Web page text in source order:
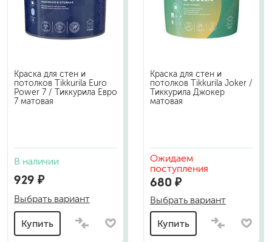
Краска для стен и
потолков Tikkurila Euro
Power 7 / Тиккурила Евро
7 матовая
В наличии
929 ₽
Выбрать вариант
Купить
Краска для стен и
потолков Tikkurila Joker /
Тиккурила Джокер
матовая
Ожидаем
поступления
680 ₽
Выбрать вариант
Купить